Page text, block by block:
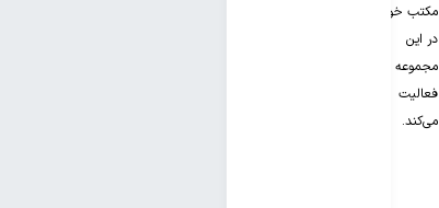
مکتب خونه
در این
مجموعه
فعالیت
می‌کند.